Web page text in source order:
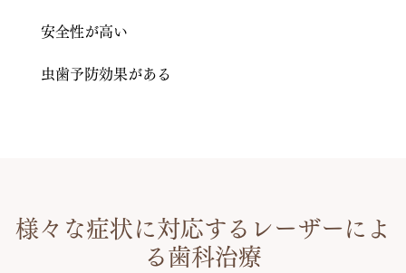
安全性が高い
虫歯予防効果がある
様々な症状に対応するレーザーによ
る歯科治療